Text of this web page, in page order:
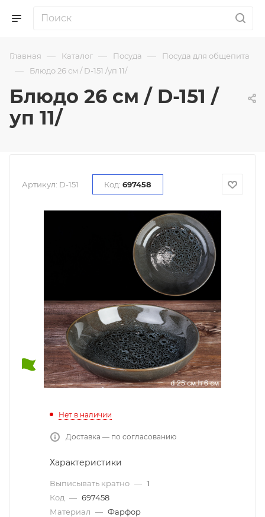
Главная — Каталог — Посуда — Посуда для общепита
— Блюдо 26 см / D-151 /уп 11/
Блюдо 26 см / D-151 /
уп 11/
Артикул: D-151 Код: 697458
Нет в наличии
Доставка — по согласованию
Характеристики
Выписывать кратно — 1
Код — 697458
Материал — Фарфор